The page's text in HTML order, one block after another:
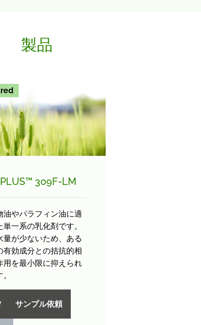
製品
309F-LM
油やパラフィン油に適
単一系の乳化剤です。
量が少ないため、ある
有効成分との拮抗的相
用を最小限に抑えられ
サンプル依頼